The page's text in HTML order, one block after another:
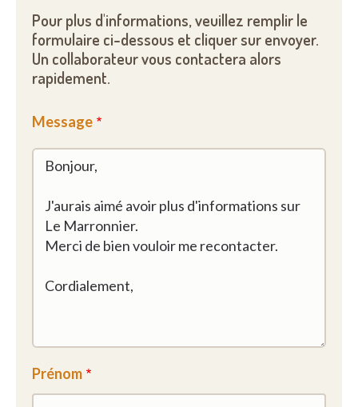
Pour plus d'informations, veuillez remplir le
formulaire ci-dessous et cliquer sur envoyer.
Un collaborateur vous contactera alors
rapidement.
Message
Prénom